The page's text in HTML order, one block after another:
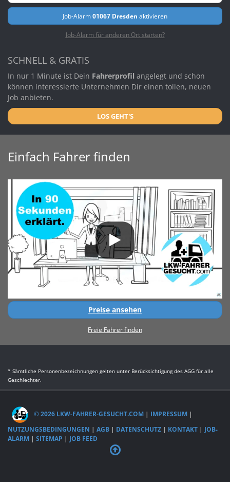
Job-Alarm01067 Dresden aktivieren
Job-Alarm für anderen Ort starten?
SCHNELL & GRATIS
In nur 1 Minute ist Dein Fahrerprofil angelegt und schon
können interessierte Unternehmen Dir einen tollen, neuen
Job anbieten.
LOS GEHT'S
Einfach Fahrer finden
Preise ansehen
Freie Fahrer finden
* Sämtliche Personenbezeichnungen gelten unter Berücksichtigung des AGG für alle
Geschlechter.
© 2026 LKW-FAHRER-GESUCHT.COM | IMPRESSUM |
NUTZUNGSBEDINGUNGEN | AGB | DATENSCHUTZ | KONTAKT | JOB-
ALARM | SITEMAP | JOB FEED